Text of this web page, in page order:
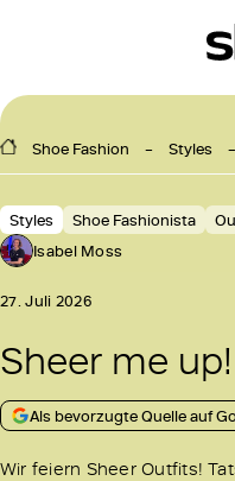
Shoe Fashion Styles
Styles Shoe Fashionista
Isabel Moss
27. Juli 2026
Sheer me
Als bevorzugte Quelle auf
Wir feiern Sheer Outfits!